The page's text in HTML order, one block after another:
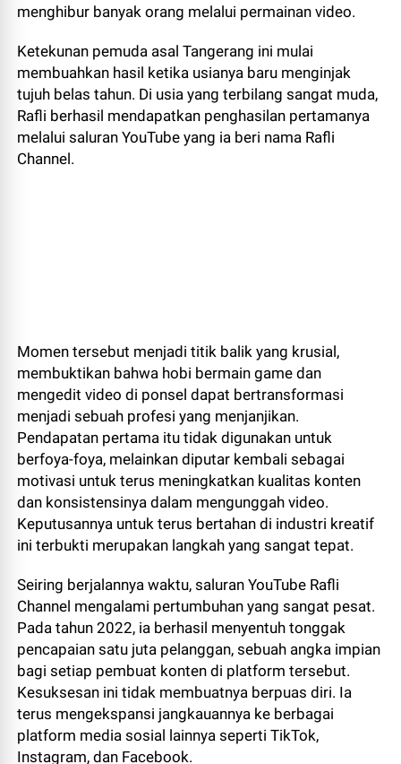
menghibur banyak orang melalui permainan video.
​Ketekunan pemuda asal Tangerang ini mulai
membuahkan hasil ketika usianya baru menginjak
tujuh belas tahun. Di usia yang terbilang sangat muda,
Rafli berhasil mendapatkan penghasilan pertamanya
melalui saluran YouTube yang ia beri nama Rafli
Channel.
Momen tersebut menjadi titik balik yang krusial,
membuktikan bahwa hobi bermain game dan
mengedit video di ponsel dapat bertransformasi
menjadi sebuah profesi yang menjanjikan.
Pendapatan pertama itu tidak digunakan untuk
berfoya-foya, melainkan diputar kembali sebagai
motivasi untuk terus meningkatkan kualitas konten
dan konsistensinya dalam mengunggah video.
Keputusannya untuk terus bertahan di industri kreatif
ini terbukti merupakan langkah yang sangat tepat.
​Seiring berjalannya waktu, saluran YouTube Rafli
Channel mengalami pertumbuhan yang sangat pesat.
Pada tahun 2022, ia berhasil menyentuh tonggak
pencapaian satu juta pelanggan, sebuah angka impian
bagi setiap pembuat konten di platform tersebut.
Kesuksesan ini tidak membuatnya berpuas diri. Ia
terus mengekspansi jangkauannya ke berbagai
platform media sosial lainnya seperti TikTok,
Instagram, dan Facebook.